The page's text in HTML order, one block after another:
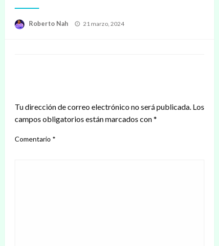
Roberto Nah
Publicado
21 marzo, 2024
Tu dirección de correo electrónico no será publicada. Los
campos obligatorios están marcados con*
Comentario *